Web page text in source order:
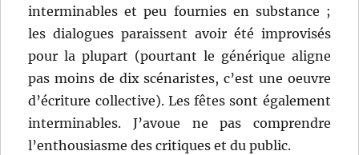
interminables et peu fournies en substance ;
les dialogues paraissent avoir été improvisés
pour la plupart (pourtant le générique aligne
pas moins de dix scénaristes, c’est une oeuvre
d’écriture collective). Les fêtes sont également
interminables. J’avoue ne pas comprendre
l’enthousiasme des critiques et du public.